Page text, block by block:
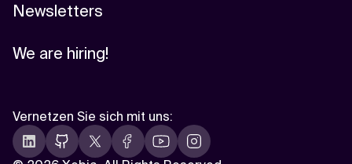
Newsletters
We are hiring!
Vernetzen Sie sich mit uns: